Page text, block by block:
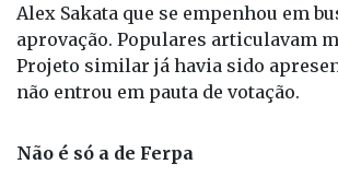
Alex Sakata que se empenhou em
aprovação. Populares articulavam
Projeto similar já havia sido
não entrou em pauta de votação.
Não é só a de Ferpa